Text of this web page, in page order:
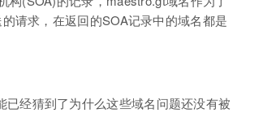
请求，在返回的SOA记录中的域名都是
经猜到了为什么这些域名问题还没有被